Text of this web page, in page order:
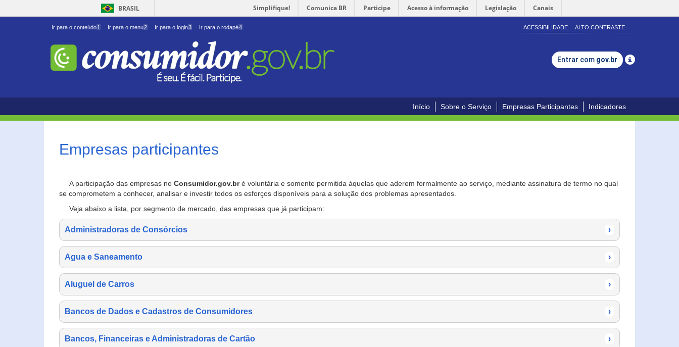
BRASIL Simplifique! Comunica BR Participe Acesso à informação Legislação Canais
Ir para o conteúdo1 Ir para o menu2 Ir para o login3 Ir para o rodapé4 ACESSIBILIDADE ALTO CONTRASTE
Entrar com gov.br
Início Sobre o Serviço Empresas Participantes Indicadores
Empresas participantes
A participação das empresas no Consumidor.gov.bré voluntária e somente permitida àquelas que aderem formalmente ao serviço, mediante assinatura de termo no qual
se comprometem a conhecer, analisar e investir todos os esforços disponíveis para a solução dos problemas apresentados.
Veja abaixo a lista, por segmento de mercado, das empresas que já participam:
Administradoras de Consórcios ›
Agua e Saneamento ›
Aluguel de Carros ›
Bancos de Dados e Cadastros de Consumidores ›
Bancos, Financeiras e Administradoras de Cartão ›